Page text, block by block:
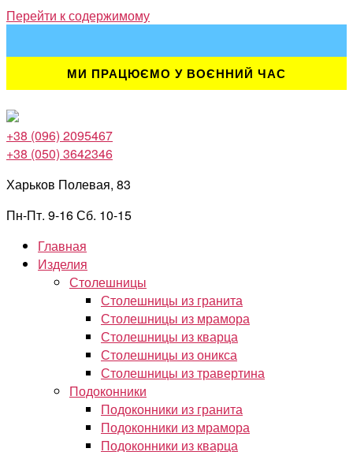
Перейти к содержимому
МИ ПРАЦЮЄМО У ВОЄННИЙ ЧАС
+38 (096) 2095467
+38 (050) 3642346
Харьков Полевая, 83
Пн-Пт. 9-16 Сб. 10-15
Главная
Изделия
Столешницы
Столешницы из гранита
Столешницы из мрамора
Столешницы из кварца
Столешницы из оникса
Столешницы из травертина
Подоконники
Подоконники из гранита
Подоконники из мрамора
Подоконники из кварца